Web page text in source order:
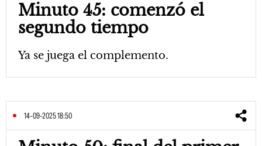
Minuto 45: comenzó el
segundo tiempo
Ya se juega el complemento.
14-09-2025 18:50